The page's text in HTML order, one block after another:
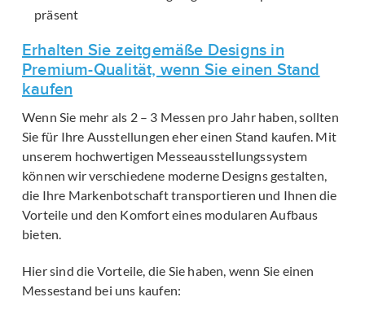
präsent
Erhalten Sie zeitgemäße Designs in
Premium-Qualität, wenn Sie einen Stand
kaufen
Wenn Sie mehr als 2 – 3 Messen pro Jahr haben, sollten
Sie für Ihre Ausstellungen eher einen Stand kaufen. Mit
unserem hochwertigen Messeausstellungssystem
können wir verschiedene moderne Designs gestalten,
die Ihre Markenbotschaft transportieren und Ihnen die
Vorteile und den Komfort eines modularen Aufbaus
bieten.
Hier sind die Vorteile, die Sie haben, wenn Sie einen
Messestand bei uns kaufen: